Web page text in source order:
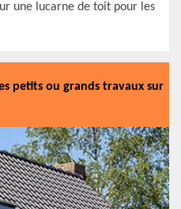
une lucarne de toit pour les
petits ou grands travaux sur